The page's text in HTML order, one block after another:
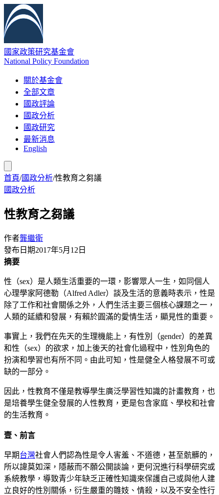
國家政策研究基金會
National Policy Foundation
關於基金會
全部文章
國政評論
國政分析
國政研究
最新消息
English
首頁/國政分析/性教育之芻議
國政分析
性教育之芻議
作者龔繼衛
發布日期2017年5月12日
摘要
性（sex）是人類生活重要的一環，影響眾人一生，如同個人
心理學家阿德勒（Alfred Adler）談及生活的意義時表示，性是
除了工作和社會關係之外，人們生活主要三個核心課題之一，
人類的延續和發展，有賴於圓滿的愛情生活，顯見性的重要。
事實上，我們在先天的生理機能上，有性別（gender）的差異
和性（sex）的欲求，加上後天的社會化過程中，性別角色的
扮演和學習也有所不同。由此可知，性是健全人格發展不可或
缺的一部分。
因此，性教育不僅是教導學生廣泛學習性知識的計畫教育，也
是培養學生健全發展的人性教育，更是包含家庭、學校和社會
的生活教育。
壹、 前言
早期台灣社會人們認為性是令人害羞、不道德，甚至骯髒的，
所以諱莫如深，隱蔽而不願公開談論，更何況進行科學研究或
系統教學，導致青少年缺乏正確性知識來保護自己或與他人建
立良好的性別關係，衍生嚴重的雛妓、情殺，以及不安全性行